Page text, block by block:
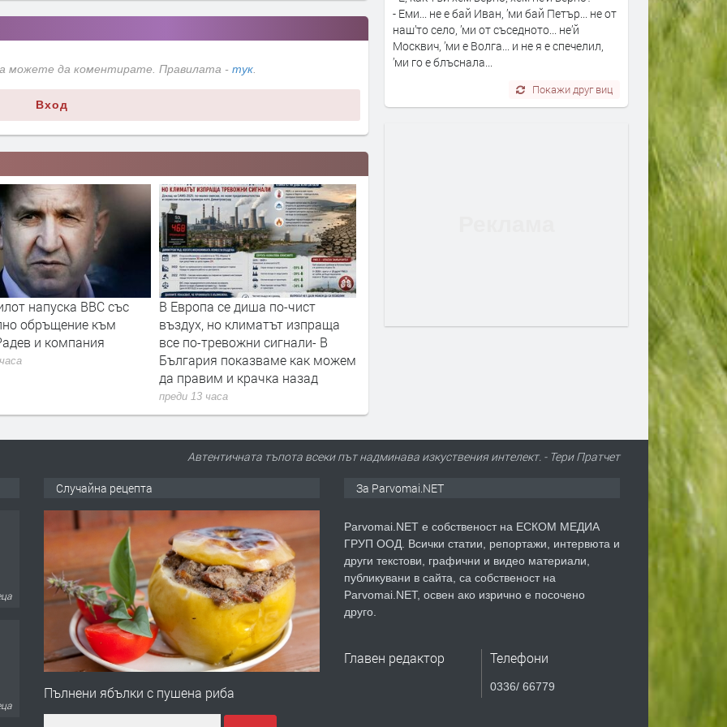
можете да коментирате. Правилата - тук.
Вход
напуска ВВС със
обръщение към
и компания
В Европа се диша по-чист
въздух, но климатът изпраща
все по-тревожни сигнали- В
България показваме как можем
да правим и крачка назад
преди 13 часа
проучванията за нефт и газ в
Първите бели щъркели
поеха на юг
- Еми... не е бай Иван, ’ми бай Петър... не от
наш’то село, ’ми от съседното... не’й
Москвич, ’ми е Волга... и не я е спечелил,
’ми го е блъснала...
Покажи друг виц
Автентичната тъпота всеки път надминава изкуствения интелект. - Тери Пратчет
Случайна рецепта
Пълнени ябълки с пушена риба
За Parvomai.NET
Parvomai.NET е собственост на ЕСКОМ МЕДИА
ГРУП ООД. Всички статии, репортажи, интервюта и
други текстови, графични и видео материали,
публикувани в сайта, са собственост на
Parvomai.NET, освен ако изрично е посочено
друго.
Главен редактор Телефони
0336/ 66779